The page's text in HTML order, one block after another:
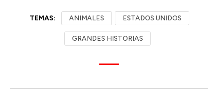
TEMAS: ANIMALES ESTADOS UNIDOS
GRANDES HISTORIAS